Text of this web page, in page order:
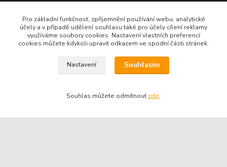
Kontakty
Telefon do našeho obchodu : 774 993 479
info@znackoveoleje.cz
Pro základní funkčnost, zpříjemnění používání webu, analytické
účely a v případě udělení souhlasu také pro účely cílení reklamy
využíváme soubory cookies. Nastavení vlastních preferencí
cookies můžete kdykoli upravit odkazem ve spodní části stránek.
Nastavení Souhlasím
Souhlas můžete odmítnout zde.